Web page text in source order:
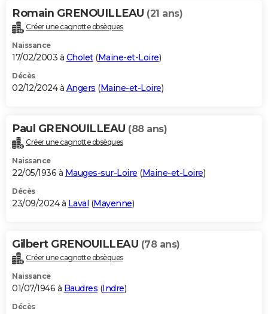
Romain GRENOUILLEAU (21 ans)
Créer une cagnotte obsèques
Naissance
17/02/2003 à Cholet(Maine-et-Loire)
Décès
02/12/2024 à Angers (Maine-et-Loire)
Paul GRENOUILLEAU (88 ans)
Créer une cagnotte obsèques
Naissance
22/05/1936 à Mauges-sur-Loire (Maine-et-Loire)
Décès
23/09/2024 à Laval (Mayenne)
Gilbert GRENOUILLEAU (78 ans)
Créer une cagnotte obsèques
Naissance
01/07/1946 à Baudres (Indre)
Décès